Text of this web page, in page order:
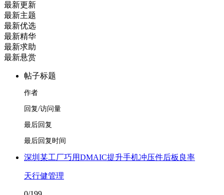
最新更新
最新主题
最新优选
最新精华
最新求助
最新悬赏
帖子标题
作者
回复/访问量
最后回复
最后回复时间
深圳某工厂巧用DMAIC提升手机冲压件后板良率
天行健管理